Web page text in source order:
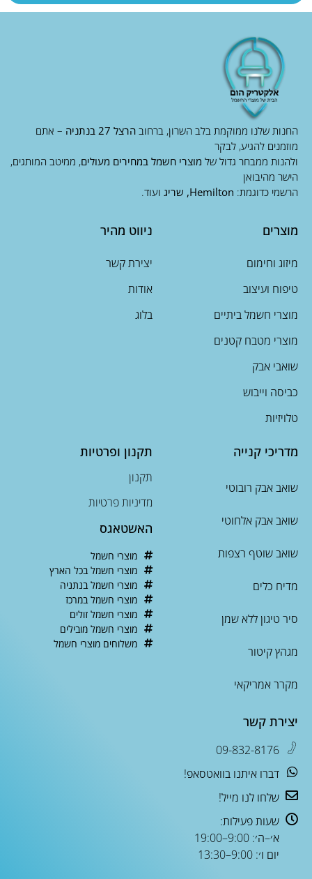
החנות שלנו ממוקמת בלב השרון, ברחוב הרצל 27 בנתניה
– אתם
מוזמנים להגיע, לבקר
ולהנות ממבחר גדול של מוצרי חשמל במחירים מעולים, ממיטב המותגים,
הישר מהיבואן
הרשמי כדוגמת: Hemilton, שריג ועוד.
מוצרים
מיזוג וחימום
טיפוח ועיצוב
מוצרי חשמל ביתיים
מוצרי מטבח קטנים
שואבי אבק
כביסה וייבוש
טלויזיות
ניווט מהיר
יצירת קשר
אודות
בלוג
מדריכי קנייה
שואב אבק רובוטי
שואב אבק אלחוטי
שואב שוטף רצפות
מדיח כלים
סיר טיגון ללא שמן
מגהץ קיטור
מקרר אמריקאי
תקנון ופרטיות
תקנון
מדיניות פרטיות
האשטאגס
מוצרי חשמל
מוצרי חשמל בכל הארץ
מוצרי חשמל בנתניה
מוצרי חשמל במרכז
מוצרי חשמל זולים
מוצרי חשמל מובילים
משלוחים מוצרי חשמל
יצירת קשר
09-832-8176
דברו איתנו בוואטסאפ!
שלחו לנו מייל!
שעות פעילות:
א׳–ה׳: 9:00–19:00
יום ו׳: 9:00–13:30